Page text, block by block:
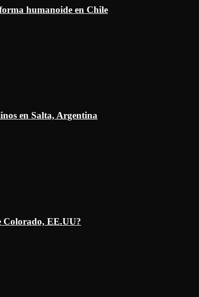
humanoide en Chile
en Salta, Argentina
Colorado, EE.UU?